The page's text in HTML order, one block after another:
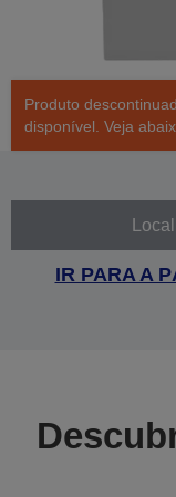
Produto
disponível. Veja
IR PARA A